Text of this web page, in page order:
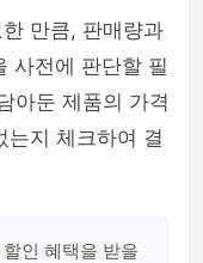
만큼, 판매량과
사전에 판단할 필
아둔 제품의 가격
는지 체크하여 결
인 혜택을 받을